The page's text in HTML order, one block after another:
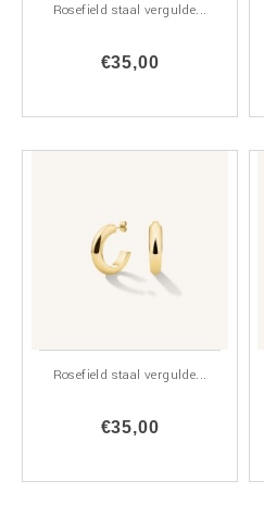
Rosefield staal vergulde...
€35,00
Rosefield staal vergulde...
€35,00